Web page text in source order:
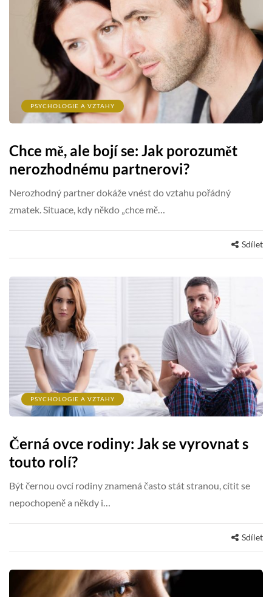
PSYCHOLOGIE A VZTAHY
Chce mě, ale bojí se: Jak porozumět
nerozhodnému partnerovi?
Nerozhodný partner dokáže vnést do vztahu pořádný
zmatek. Situace, kdy někdo „chce mě…
Sdílet
PSYCHOLOGIE A VZTAHY
Černá ovce rodiny: Jak se vyrovnat s
touto rolí?
Být černou ovcí rodiny znamená často stát stranou, cítit se
nepochopeně a někdy i…
Sdílet